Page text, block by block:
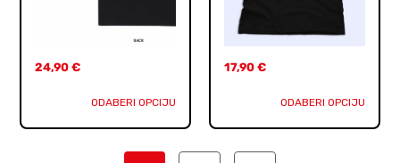
24,90€
ODABERI OPCIJU
17,90 €
ODABERI OPCIJU